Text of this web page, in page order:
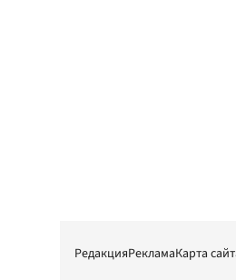
РедакцияРекламаКарта